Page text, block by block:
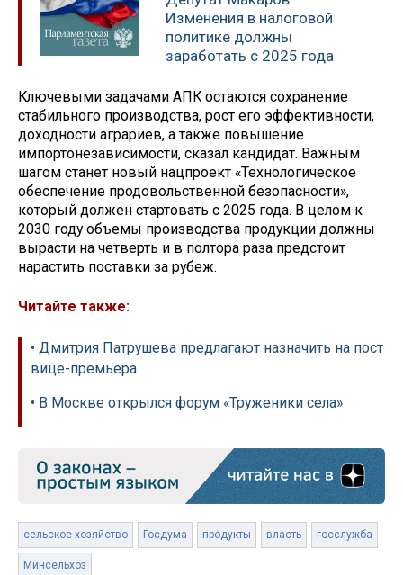
Изменения в налоговой
политике должны
заработать с 2025 года
Ключевыми задачами АПК остаются сохранение
стабильного производства, рост его эффективности,
доходности аграриев, а также повышение
импортонезависимости, сказал кандидат. Важным
шагом станет новый нацпроект «Технологическое
обеспечение продовольственной безопасности»,
который должен стартовать с 2025 года. В целом к
2030 году объемы производства продукции должны
вырасти на четверть и в полтора раза предстоит
нарастить поставки за рубеж.
Читайте также:
• Дмитрия Патрушева предлагают назначить на пост
вице-премьера
• В Москве открылся форум «Труженики села»
сельское хозяйство Госдума продукты власть госслужба
Минсельхоз